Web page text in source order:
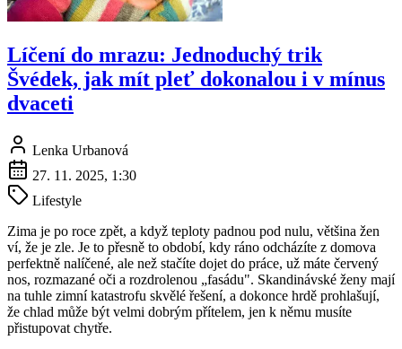
Líčení do mrazu: Jednoduchý trik
Švédek, jak mít pleť dokonalou i v mínus
dvaceti
Lenka Urbanová
27. 11. 2025, 1:30
Lifestyle
Zima je po roce zpět, a když teploty padnou pod nulu, většina žen
ví, že je zle. Je to přesně to období, kdy ráno odcházíte z domova
perfektně nalíčené, ale než stačíte dojet do práce, už máte červený
nos, rozmazané oči a rozdrolenou „fasádu". Skandinávské ženy mají
na tuhle zimní katastrofu skvělé řešení, a dokonce hrdě prohlašují,
že chlad může být velmi dobrým přítelem, jen k němu musíte
přistupovat chytře.